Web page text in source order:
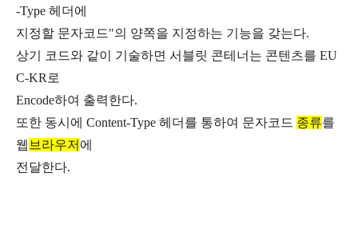
-Type 헤더에
지정할 문자코드"의 양쪽을 지정하는 기능을 갖는다.
상기 코드와 같이 기술하면 서블릿 콘테너는 콘텐츠를 EU
C-KR로
Encode하여 출력한다.
또한 동시에 Content-Type 헤더를 통하여 문자코드 종류를
웹 브라우저 에
전달한다.